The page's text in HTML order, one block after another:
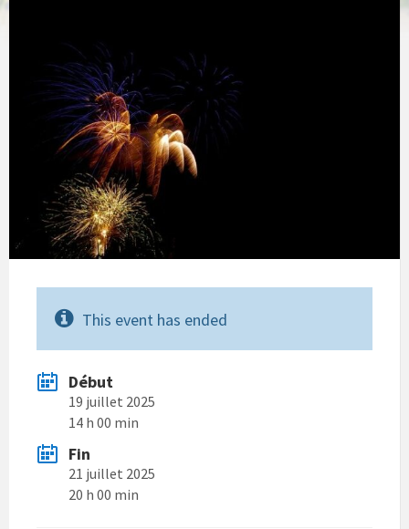
This event has ended
Début
19 juillet 2025
14 h 00 min
Fin
21 juillet 2025
20 h 00 min